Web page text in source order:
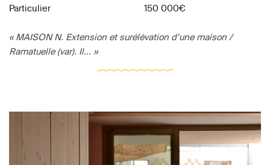
Particulier
150 000€
« MAISON N. Extension et surélévation d’une maison /
Ramatuelle (var). Il... »